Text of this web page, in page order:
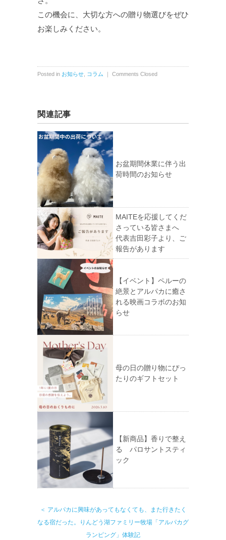
この機会に、大切な方への贈り物選びをぜひ
お楽しみください。
Posted in お知らせ コラム ｜ Comments Closed
関連記事
お盆期間休業に伴う出
荷時間のお知らせ
MAITEを応援してくだ
さっている皆さまへ
代表吉田彩子より、ご
報告があります
【イベント】ペルーの
絶景とアルパカに癒さ
れる映画コラボのお知
らせ
母の日の贈り物にぴっ
たりのギフトセット
【新商品】香りで整え
る パロサントスティ
ック
＜ アルパカに興味があってもなくても、また行きたく
なる宿だった。りんどう湖ファミリー牧場「アルパカグ
ランピング」体験記